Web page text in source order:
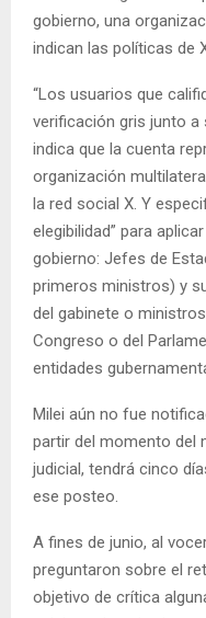
gobierno, una
indican las políticas de
“Los usuarios que
verificación gris junto a
indica que la cuenta
organización
la red social X. Y
elegibilidad” para
gobierno: Jefes de
primeros ministros) y
del gabinete o
Congreso o del
entidades
Milei aún no fue
partir del momento del
judicial, tendrá cinco
ese posteo.
A fines de junio, al
preguntaron sobre el
objetivo de crítica